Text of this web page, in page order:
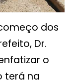
dos
Dr.
o
terá na